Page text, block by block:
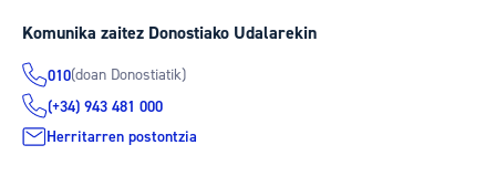
Komunika zaitez Donostiako Udalarekin
010(doan Donostiatik)
(+34) 943 481 000
Herritarren postontzia